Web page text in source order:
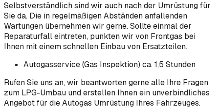
Selbstverständlich sind wir auch nach der Umrüstung für
Sie da. Die in regelmäßigen Abständen anfallenden
Wartungen übernehmen wir gerne. Sollte einmal der
Reparaturfall eintreten, punkten wir von Frontgas bei
Ihnen mit einem schnellen Einbau von Ersatzteilen.
Autogasservice (Gas Inspektion) ca. 1,5 Stunden
Rufen Sie uns an, wir beantworten gerne alle Ihre Fragen
zum LPG-Umbau und erstellen Ihnen ein unverbindliches
Angebot für die Autogas Umrüstung Ihres Fahrzeuges.